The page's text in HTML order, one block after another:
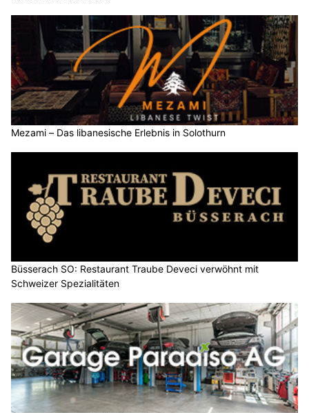
Mezami – Das libanesische Erlebnis in Solothurn
Büsserach SO: Restaurant Traube Deveci verwöhnt mit
Schweizer Spezialitäten